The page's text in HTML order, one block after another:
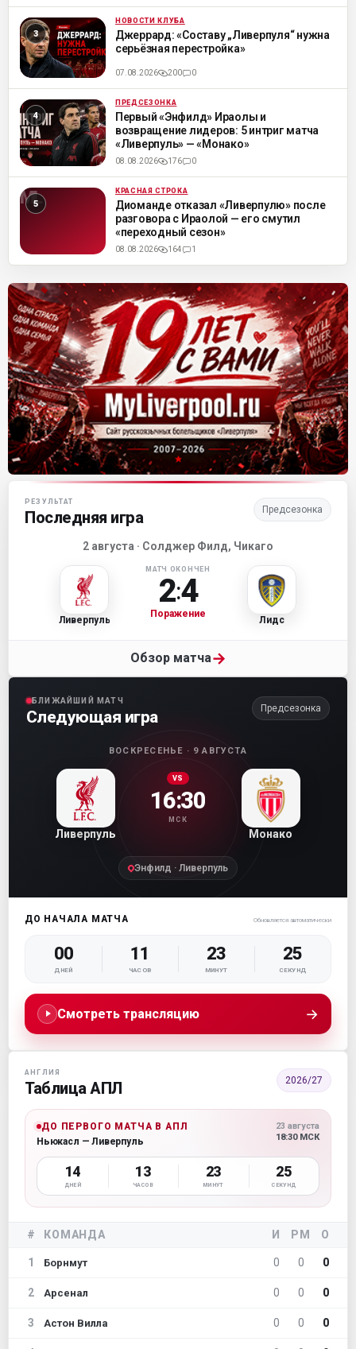
ML НОВОСТИ КЛУБА
Джеррард: «Составу „Ливерпуля“ нужна
серьёзная перестройка»
07.08.2026 200 0
ML ПРЕДСЕЗОНКА
Первый «Энфилд» Ираолы и
возвращение лидеров: 5 интриг матча
«Ливерпуль» — «Монако»
08.08.2026 176 0
ML КРАСНАЯ СТРОКА
Диоманде отказал «Ливерпулю» после
разговора с Ираолой — его смутил
«переходный сезон»
08.08.2026 164 1
Матч-центр «Ливерпуля»
РЕЗУЛЬТАТ
Последняя игра Предсезонка
2 августа · Солджер Филд, Чикаго
Ливерпуль
МАТЧ ОКОНЧЕН
2:4
Поражение
Лидс
Обзор матча→
БЛИЖАЙШИЙ МАТЧ
Следующая игра Предсезонка
ВОСКРЕСЕНЬЕ · 9 АВГУСТА
Ливерпуль
VS
16:30
МСК
Монако
Энфилд · Ливерпуль
ДО НАЧАЛА МАТЧА Обновляется автоматически
00
ДНЕЙ
11
ЧАСОВ
23
МИНУТ
24
СЕКУНД
Смотреть трансляцию →
АНГЛИЯ
Таблица АПЛ 2026/27
ДО ПЕРВОГО МАТЧА В АПЛ
Ньюкасл — Ливерпуль
23 августа
18:30 МСК
14
ДНЕЙ
13
ЧАСОВ
23
МИНУТ
24
СЕКУНД
# КОМАНДА И РМ О
1 Борнмут 0 0 0
2 Арсенал 0 0 0
3 Астон Вилла 0 0 0